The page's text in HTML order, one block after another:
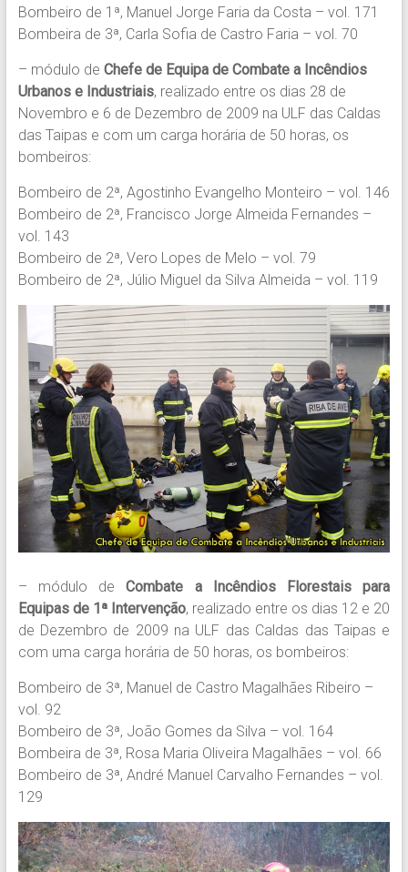
Bombeiro de 1ª, Manuel Jorge Faria da Costa – vol. 171
Bombeira de 3ª, Carla Sofia de Castro Faria – vol. 70
– módulo de Chefe de Equipa de Combate a Incêndios
Urbanos e Industriais, realizado entre os dias 28 de
Novembro e 6 de Dezembro de 2009 na ULF das Caldas
das Taipas e com um carga horária de 50 horas, os
bombeiros:
Bombeiro de 2ª, Agostinho Evangelho Monteiro – vol. 146
Bombeiro de 2ª, Francisco Jorge Almeida Fernandes –
vol. 143
Bombeiro de 2ª, Vero Lopes de Melo – vol. 79
Bombeiro de 2ª, Júlio Miguel da Silva Almeida – vol. 119
– módulo de Combate a Incêndios Florestais para
Equipas de 1ª Intervenção, realizado entre os dias 12 e 20
de Dezembro de 2009 na ULF das Caldas das Taipas e
com uma carga horária de 50 horas, os bombeiros:
Bombeiro de 3ª, Manuel de Castro Magalhães Ribeiro –
vol. 92
Bombeiro de 3ª, João Gomes da Silva – vol. 164
Bombeira de 3ª, Rosa Maria Oliveira Magalhães – vol. 66
Bombeiro de 3ª, André Manuel Carvalho Fernandes – vol.
129